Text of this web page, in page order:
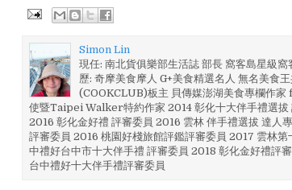
Simon Lin
現任: 南北貨俱樂部生活誌 部長 窩客島星級
歷: 奇摩美食摩人 G+美食精選名人 無名美
(COOKCLUB)板主 貝傳媒澎湖美食專欄作
使暨Taipei Walker特約作家 2014 彰化十大伴手禮選拔
2016 彰化金好禮 評審委員 2016 雲林 伴手禮選拔 達人
評審委員 2016 桃園好棧旅館評鑑評審委員 2017 雲林
中禮好台中市十大伴手禮 評審委員 2018 彰化金好禮評
台中禮好十大伴手禮評審委員